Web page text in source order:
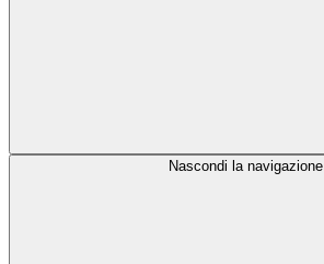
Nascondi la navigazione